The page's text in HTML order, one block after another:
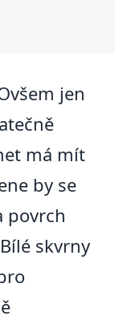
jen
má mít
by se
povrch
skvrny